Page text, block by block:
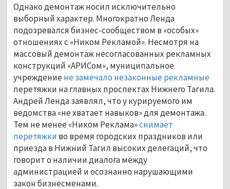
Однако демонтаж носил исключительно
выборный характер. Многократно Ленда
подозревался бизнес-сообществом в «особых»
отношениях с «Ником Рекламой». Несмотря на
массовый демонтаж несогласованных рекламных
конструкций «АРИСом», муниципальное
учреждение не замечало незаконные рекламные
перетяжки на главных проспектах Нижнего Тагила.
Андрей Ленда заявлял, что у курируемого им
ведомства «не хватает навыков» для демонтажа.
Тем не менее «Ником Реклама»снимает
перетяжки во время городских праздников или
приезда в Нижний Тагил высоких делегаций, что
говорит о наличии диалога между
администрацией и осознанно нарушающими
закон бизнесменами.